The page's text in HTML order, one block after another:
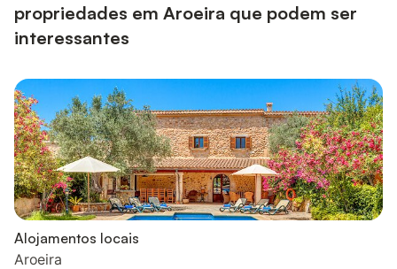
propriedades em Aroeira que podem ser
interessantes
Alojamentos locais
Aroeira